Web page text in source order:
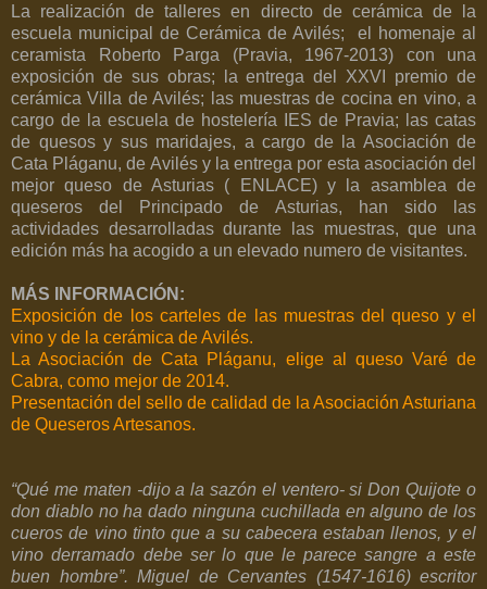
La realización de talleres en directo de cerámica de la
escuela municipal de Cerámica de Avilés;
el homenaje al
ceramista Roberto Parga (Pravia, 1967-2013) con una
exposición de sus obras; la entrega del XXVI premio de
cerámica Villa de Avilés; las muestras de cocina en vino, a
cargo de la escuela de hostelería IES de Pravia; las catas
de quesos y sus maridajes, a cargo de la Asociación de
Cata Pláganu, de Avilés y la entrega por esta asociación del
mejor queso de Asturias ( ENLACE) y la asamblea de
queseros del Principado de Asturias, han sido las
actividades desarrolladas durante las muestras, que una
edición más ha acogido a un elevado numero de visitantes.
MÁS INFORMACIÓN:
Exposición de los carteles de las muestras del queso y el
vino y de la cerámica de Avilés.
La Asociación de Cata Pláganu, elige al queso Varé de
Cabra, como mejor de 2014.
Presentación del sello de calidad de la Asociación Asturiana
de Queseros Artesanos.
“Qué me maten -dijo a la sazón el ventero- si Don Quijote o
don diablo no ha dado ninguna cuchillada en alguno de los
cueros de vino tinto que a su cabecera estaban llenos, y el
vino derramado debe ser lo que le parece sangre a este
buen hombre”. Miguel de Cervantes (1547-1616) escritor